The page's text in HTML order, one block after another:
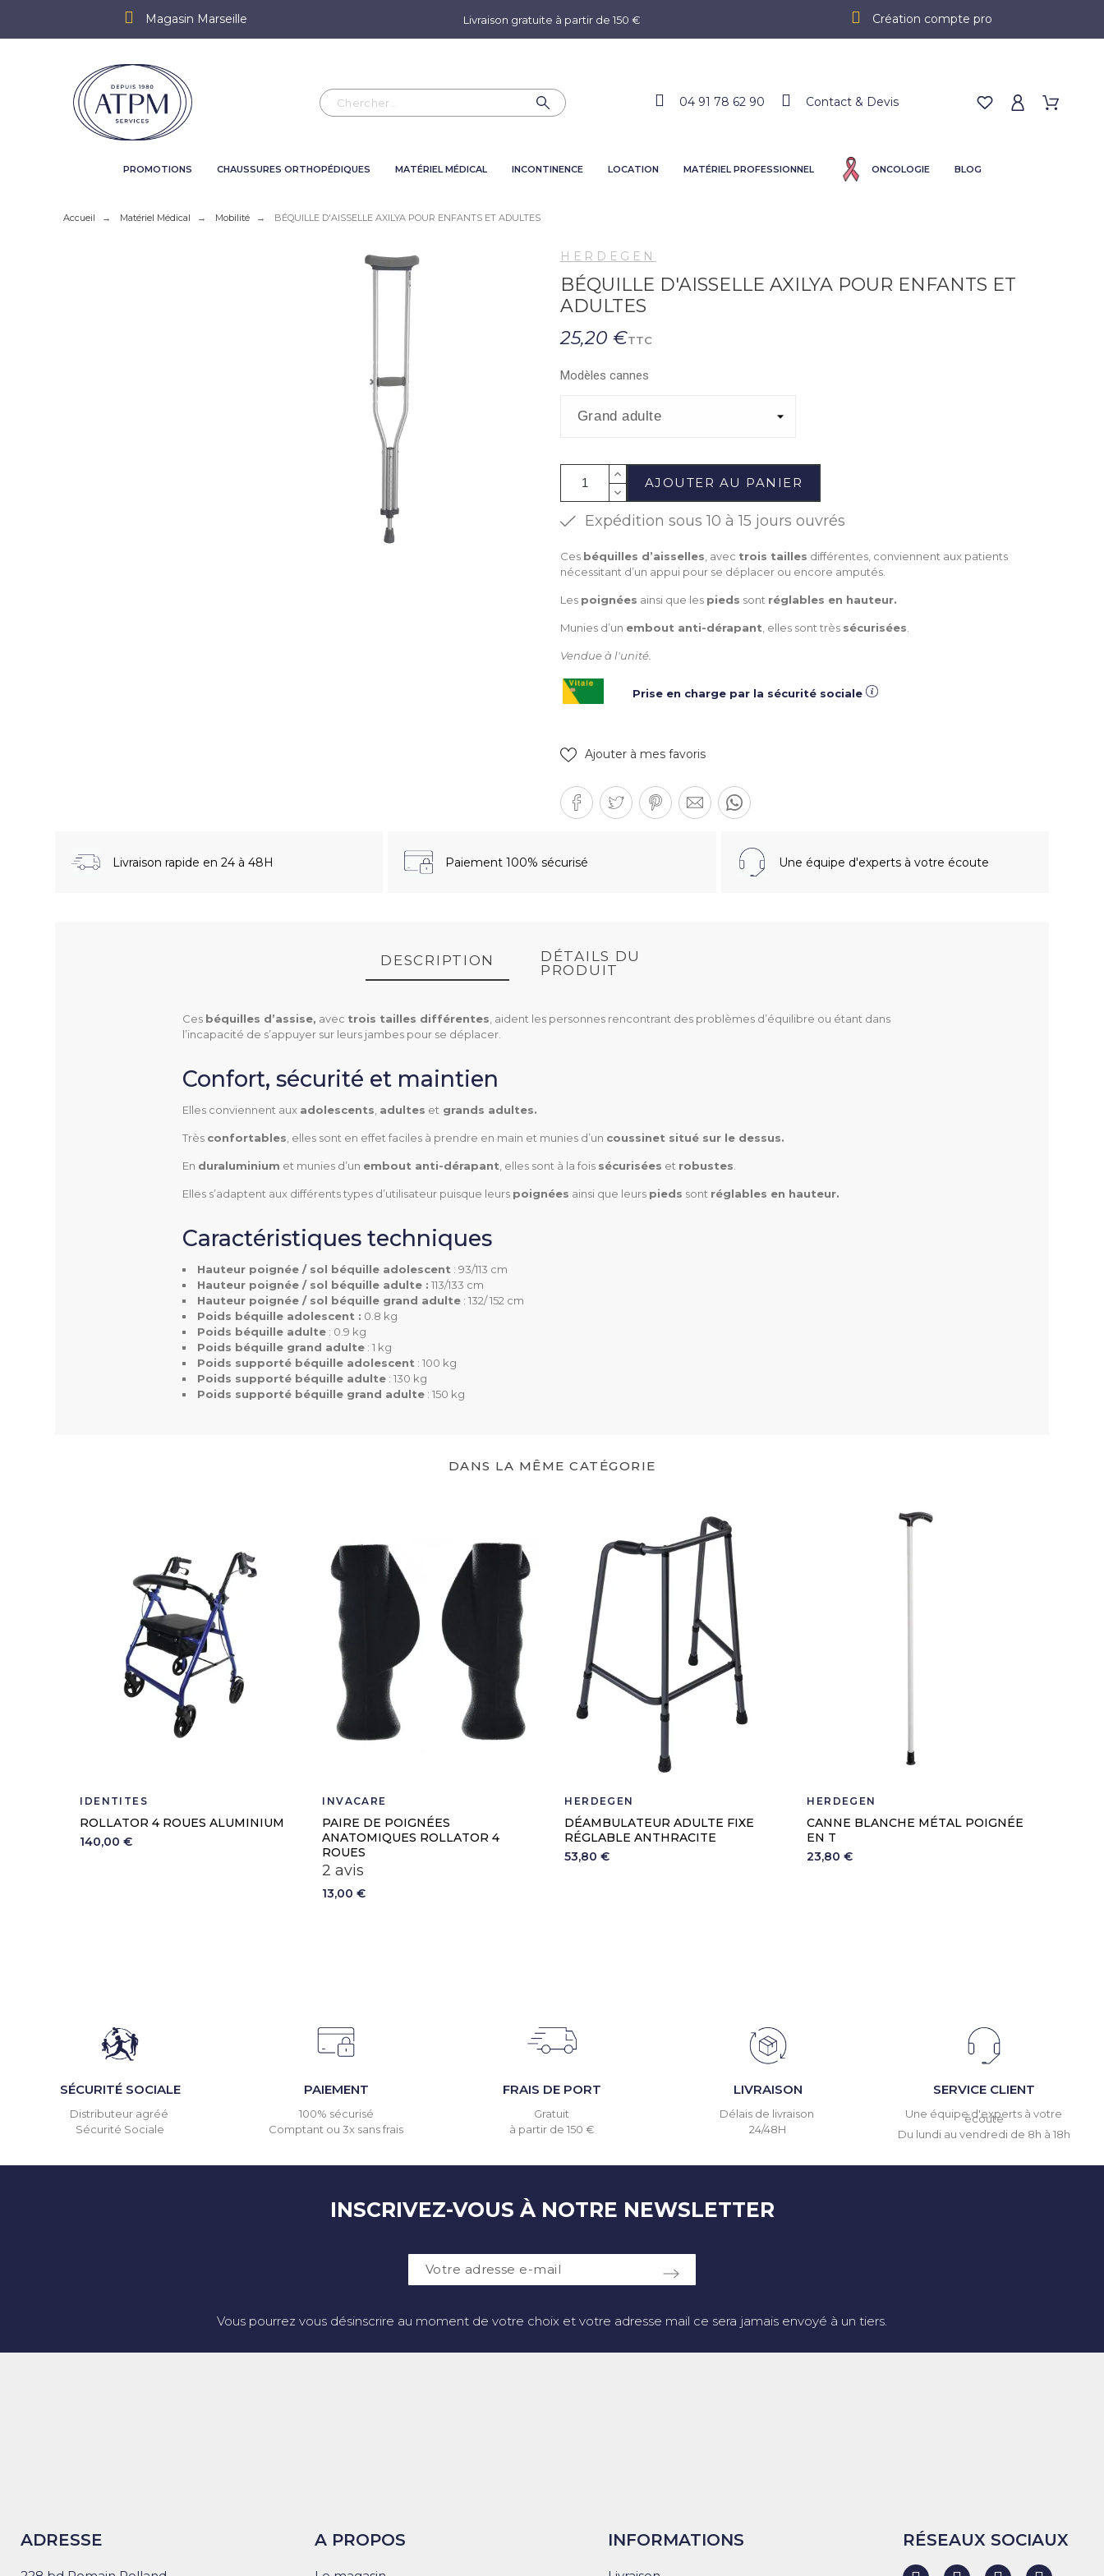
Magasin Marseille Livraison gratuite à partir de 150 € Création compte pro
04 91 78 62 90 Contact & Devis
PROMOTIONS CHAUSSURES ORTHOPÉDIQUES MATÉRIEL MÉDICAL INCONTINENCE LOCATION MATÉRIEL PROFESSIONNEL ONCOLOGIE BLOG
Accueil Matériel Médical Mobilité BÉQUILLE D'AISSELLE AXILYA POUR ENFANTS ET ADULTES
HERDEGEN
BÉQUILLE D'AISSELLE AXILYA POUR ENFANTS ET
ADULTES
25,20 €TTC
Modèles cannes
AJOUTER AU PANIER
Expédition sous 10 à 15 jours ouvrés
Ces béquilles d’aisselles , avec trois tailles différentes, conviennent aux patients
nécessitant d’un appui pour se déplacer ou encore amputés.
Les poignées ainsi que les pieds sont réglables en hauteur.
Munies d’un embout anti-dérapant , elles sont très sécurisées
Vendue à l'unité.
Prise en charge par la sécurité sociale
Ajouter à mes favoris
Livraison rapide en 24 à 48H Paiement 100% sécurisé Une équipe d'experts à votre écoute
DESCRIPTION
DÉTAILS DU
PRODUIT
Ces béquilles d’assise, avec trois tailles différentes , aident les personnes rencontrant des problèmes d’équilibre ou étant dans
l’incapacité de s’appuyer sur leurs jambes pour se déplacer.
Confort, sécurité et maintien
Elles conviennent aux adolescents adultes et grands adultes.
Très confortables , elles sont en effet faciles à prendre en main et munies d’un coussinet situé sur le dessus.
En duraluminium et munies d’un embout anti-dérapant , elles sont à la fois sécurisées et robustes
Elles s’adaptent aux différents types d’utilisateur puisque leurs poignées ainsi que leurs pieds sont réglables en hauteur.
Caractéristiques techniques
Hauteur poignée / sol béquille adolescent : 93/113 cm
Hauteur poignée / sol béquille adulte : 113/133 cm
Hauteur poignée / sol béquille grand adulte : 132/ 152 cm
Poids béquille adolescent : 0.8 kg
Poids béquille adulte : 0.9 kg
Poids béquille grand adulte : 1 kg
Poids supporté béquille adolescent : 100 kg
Poids supporté béquille adulte : 130 kg
Poids supporté béquille grand adulte : 150 kg
Référence220002
Poids
Poids Supporté
DANS LA MÊME CATÉGORIE
IDENTITÉS
ROLLATOR 4 ROUES ALUMINIUM
140,00 €
INVACARE
PAIRE DE POIGNÉES
ANATOMIQUES ROLLATOR 4
ROUES
2 avis
13,00 €
HERDEGEN
DÉAMBULATEUR ADULTE FIXE
RÉGLABLE ANTHRACITE
53,80 €
HERDEGEN
CANNE BLANCHE MÉTAL POIGNÉE
EN T
23,80 €
SÉCURITÉ SOCIALE
Distributeur agréé
Sécurité Sociale
PAIEMENT
100% sécurisé
Comptant ou 3x sans frais
FRAIS DE PORT
Gratuit
à partir de 150 €
LIVRAISON
Délais de livraison
24/48H
SERVICE CLIENT
Une équipe d'experts à votre
écoute
Du lundi au vendredi de 8h à 18h
INSCRIVEZ-VOUS À NOTRE NEWSLETTER
Vous pourrez vous désinscrire au moment de votre choix et votre adresse mail ce sera jamais envoyé à un tiers.
ADRESSE A PROPOS INFORMATIONS RÉSEAUX SOCIAUX